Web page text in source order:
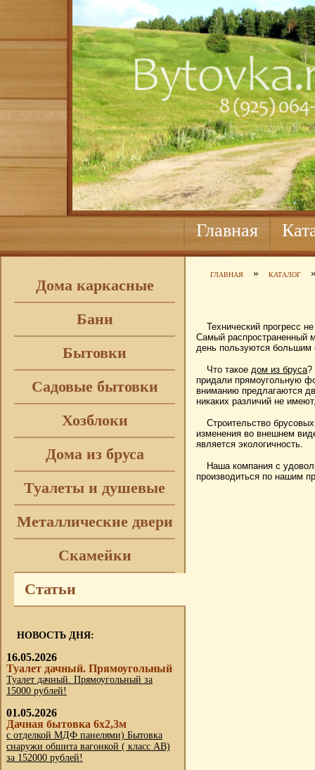
Главная
Дома каркасные
Бани
Бытовки
Садовые бытовки
Хозблоки
Дома из бруса
Туалеты и душевые
Металлические двери
Скамейки
Статьи
НОВОСТЬ ДНЯ:
16.05.2026
Туалет дачный. Прямоугольный
Туалет дачный. Прямоугольный за
15000 рублей!
01.05.2026
Дачная бытовка 6х2,3м
с отделкой МДФ панелями) Бытовка
снаружи обшита вагонкой ( класс АВ)
за 152000 рублей!
ГЛАВНАЯ » КАТАЛОГ
Технический прогресс
Самый распространенный
день пользуются большим
Что такое дом из бруса?
придали прямоугольную
вниманию предлагаются
никаких различий не
Строительство
изменения во внешнем
является экологичность.
Наша компания с
производиться по нашим